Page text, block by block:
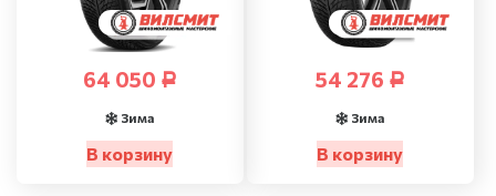
64 050 Р
Зима
В корзину
54 276 Р
Зима
В корзину